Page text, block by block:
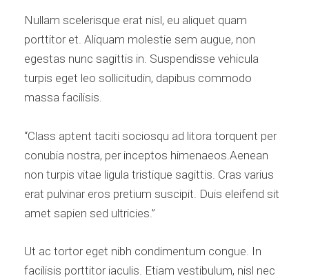
Nullam scelerisque erat nisl, eu aliquet quam
porttitor et. Aliquam molestie sem augue, non
egestas nunc sagittis in. Suspendisse vehicula
turpis eget leo sollicitudin, dapibus commodo
massa facilisis.
“Class aptent taciti sociosqu ad litora torquent per
conubia nostra, per inceptos himenaeos.Aenean
non turpis vitae ligula tristique sagittis. Cras varius
erat pulvinar eros pretium suscipit. Duis eleifend sit
amet sapien sed ultricies.”
Ut ac tortor eget nibh condimentum congue. In
facilisis porttitor iaculis. Etiam vestibulum, nisl nec